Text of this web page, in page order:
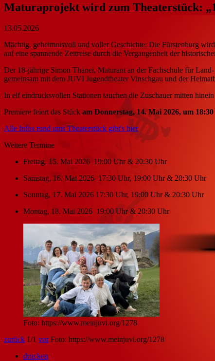
Maturaprojekt wird zum Theaterstück:
13.05.2026
Mächtig, geheimnisvoll und voller Geschichte: Die Fürstenburg
auf eine spannende Zeitreise durch die Vergangenheit der
Der 18-jährige Simon Thanei, Maturant an der Fachschule für
gemeinsam mit dem JUVI Jugendtheater Vinschgau und der
In elf eindrucksvollen Stationen tauchen die Zuschauer mitten
Premiere feiert das Stück am Donnerstag, 14. Mai 2026, um
Alle Infos rund ums Theaterstück gibt's hier
Weitere Termine
Freitag, 15. Mai 2026 19:00 Uhr & 20:30 Uhr
Samstag, 16. Mai 2026 17:30 Uhr, 19:00 Uhr & 20:30 Uhr
Sonntag, 17. Mai 2026 17:30 Uhr, 19:00 Uhr & 20:30 Uhr
Montag, 18. Mai 2026 19:00 Uhr & 20:30 Uhr
Foto: https://www.meinjuvi.org/1278
zurück 1/1 vor Foto: https://www.meinjuvi.org/1278
drucken